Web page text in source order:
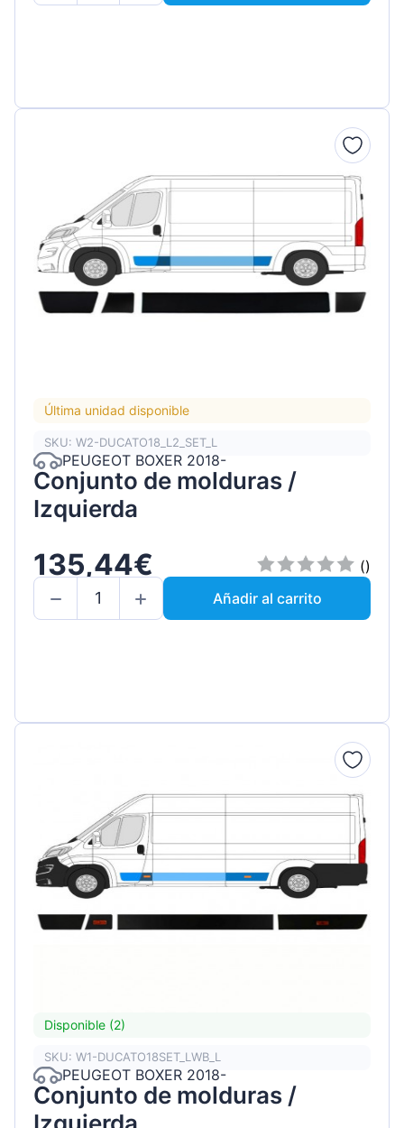
Última unidad disponible
SKU: W2-DUCATO18_L2_SET_L
PEUGEOT BOXER 2018-
Conjunto de molduras /
Izquierda
135,44€
()
Añadir al carrito
Disponible (2)
SKU: W1-DUCATO18SET_LWB_L
PEUGEOT BOXER 2018-
Conjunto de molduras /